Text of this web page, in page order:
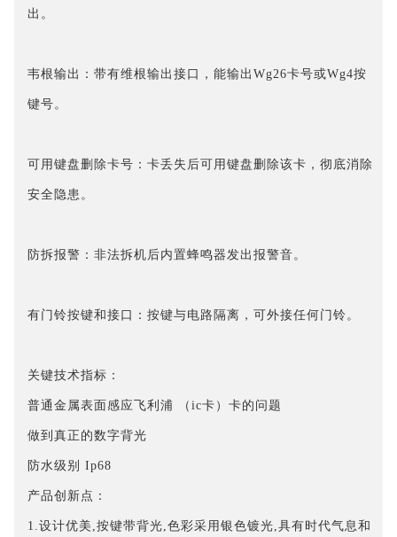
出。
韦根输出：带有维根输出接口，能输出Wg26卡号或Wg4按
键号。
可用键盘删除卡号：卡丢失后可用键盘删除该卡，彻底消除
安全隐患。
防拆报警：非法拆机后内置蜂鸣器发出报警音。
有门铃按键和接口：按键与电路隔离，可外接任何门铃。
关键技术指标：
普通金属表面感应飞利浦 （ic卡）卡的问题
做到真正的数字背光
防水级别 Ip68
产品创新点：
1.设计优美,按键带背光,色彩采用银色镀光,具有时代气息和